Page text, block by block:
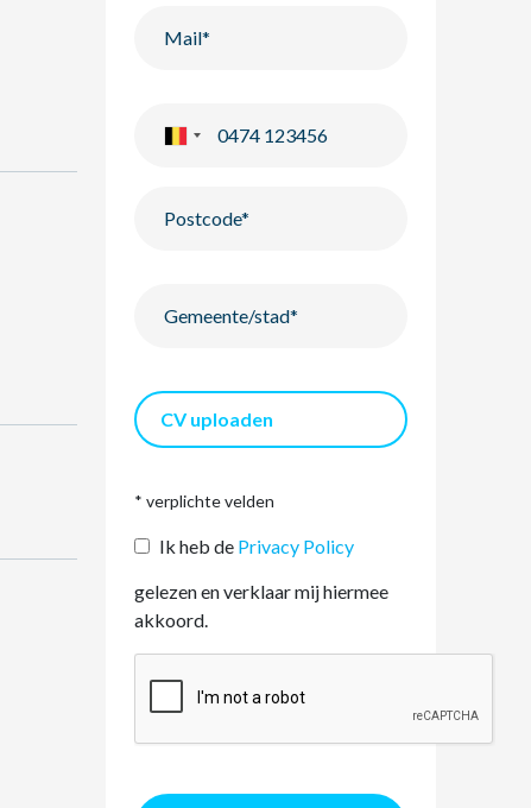
CV uploaden
* verplichte velden
Ik heb de Privacy Policy
gelezen en verklaar mij hiermee
akkoord.